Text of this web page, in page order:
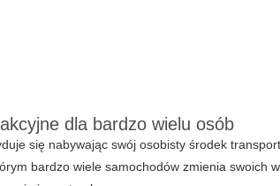
dla bardzo wielu osób
się nabywając swój osobisty środek
bardzo wiele samochodów zmienia swoich